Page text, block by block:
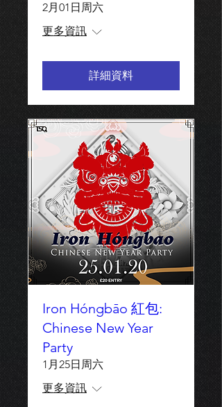
2月01日周六
更多資訊
詳細資料
Iron Hóngbāo 紅包:
Chinese New Year
Party
1月25日周六
更多資訊